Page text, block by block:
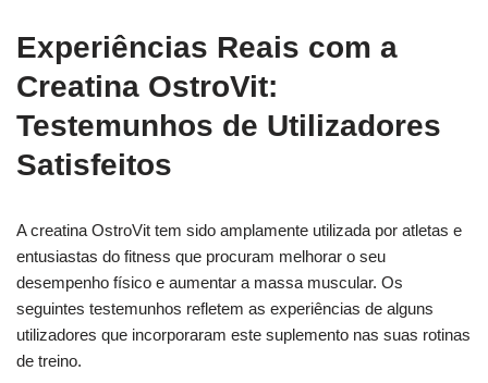
Experiências Reais com a
Creatina OstroVit:
Testemunhos de Utilizadores
Satisfeitos
A creatina OstroVit tem sido amplamente utilizada por atletas e
entusiastas do fitness que procuram melhorar o seu
desempenho físico e aumentar a massa muscular. Os
seguintes testemunhos refletem as experiências de alguns
utilizadores que incorporaram este suplemento nas suas rotinas
de treino.